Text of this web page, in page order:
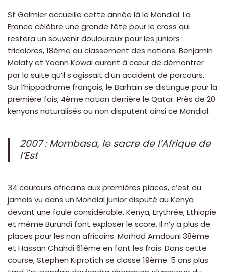
St Galmier accueille cette année là le Mondial. La
France célèbre une grande fête pour le cross qui
restera un souvenir douloureux pour les juniors
tricolores, 18ème au classement des nations. Benjamin
Malaty et Yoann Kowal auront à cœur de démontrer
par la suite qu’il s’agissait d’un accident de parcours.
Sur l’hippodrome français, le Barhain se distingue pour la
première fois, 4ème nation derrière le Qatar. Près de 20
kenyans naturalisés ou non disputent ainsi ce Mondial.
2007 : Mombasa, le sacre de l’Afrique de
l’Est
34 coureurs africains aux premières places, c’est du
jamais vu dans un Mondial junior disputé au Kenya
devant une foule considérable. Kenya, Erythrée, Ethiopie
et même Burundi font exploser le score. Il n’y a plus de
places pour les non africains. Morhad Amdouni 38ème
et Hassan Chahdi 61ème en font les frais. Dans cette
course, Stephen Kiprotich se classe 19ème. 5 ans plus